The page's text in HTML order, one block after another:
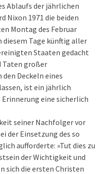
Ablaufs der jährlichen
Nixon 1971 die beiden
Montag des Februar
diesem Tage künftig aller
Staaten gedacht
Taten großer
Deckeln eines
ist ein jährlich
eine sicherlich
seiner Nachfolger vor
der Einsetzung des so
aufforderte: »Tut dies zu
der Wichtigkeit und
sich die ersten Christen